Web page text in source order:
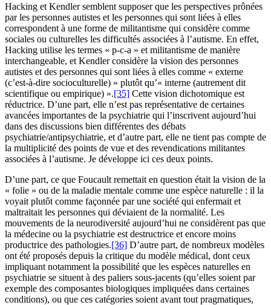
Hacking et Kendler semblent supposer que les perspectives prônées
par les personnes autistes et les personnes qui sont liées à elles
correspondent à une forme de militantisme qui considère comme
sociales ou culturelles les difficultés associées à l’autisme. En effet,
Hacking utilise les termes « p-c-a » et militantisme de manière
interchangeable, et Kendler considère la vision des personnes
autistes et des personnes qui sont liées à elles comme « externe
(c’est-à-dire socioculturelle) » plutôt qu’« interne (autrement dit
scientifique ou empirique) ».[35] Cette vision dichotomique est
réductrice. D’une part, elle n’est pas représentative de certaines
avancées importantes de la psychiatrie qui l’inscrivent aujourd’hui
dans des discussions bien différentes des débats
psychiatrie/antipsychiatrie, et d’autre part, elle ne tient pas compte de
la multiplicité des points de vue et des revendications militantes
associées à l’autisme. Je développe ici ces deux points.
D’une part, ce que Foucault remettait en question était la vision de la
« folie » ou de la maladie mentale comme une espèce naturelle : il la
voyait plutôt comme façonnée par une société qui enfermait et
maltraitait les personnes qui déviaient de la normalité. Les
mouvements de la neurodiversité aujourd’hui ne considèrent pas que
la médecine ou la psychiatrie est destructrice et encore moins
productrice des pathologies.[36] D’autre part, de nombreux modèles
ont été proposés depuis la critique du modèle médical, dont ceux
impliquant notamment la possibilité que les espèces naturelles en
psychiatrie se situent à des paliers sous-jacents (qu’elles soient par
exemple des composantes biologiques impliquées dans certaines
conditions), ou que ces catégories soient avant tout pragmatiques,